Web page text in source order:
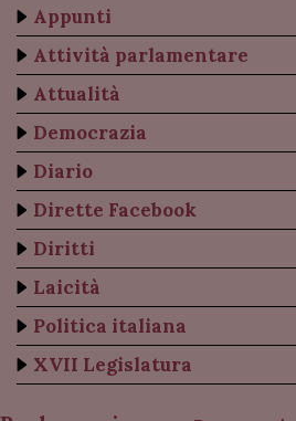
Appunti
Attività parlamentare
Attualità
Democrazia
Diario
Dirette Facebook
Diritti
Laicità
Politica italiana
XVII Legislatura